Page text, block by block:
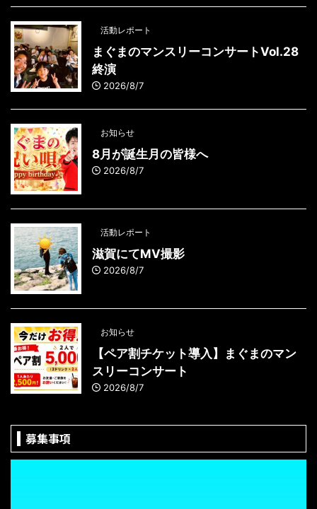
活動レポート
まぐまのマンスリーコンサートVol.28
終演
2026/8/7
お知らせ
8月が誕生月の皆様へ
2026/8/7
活動レポート
滋賀にてMV撮影
2026/8/7
お知らせ
【ペア割チケット導入】まぐまのマン
スリーコンサート
2026/8/7
募集事項